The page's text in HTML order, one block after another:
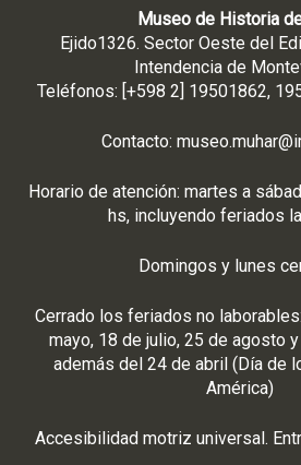
Museo de Historia
Ejido1326. Sector Oeste del
Intendencia de
Teléfonos: [+598 2] 19501862,
Contacto:
Horario de atención: martes a
hs, incluyendo feriados
Domingos y lunes
Cerrado los feriados no
mayo, 18 de julio, 25 de agosto
además del 24 de abril (Día de
América)
Accesibilidad motriz universal.